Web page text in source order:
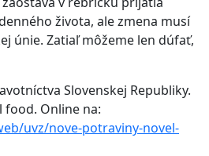
života, ale zmena musí
únie. Zatiaľ môžeme len dúfať,
Slovenskej Republiky.
food. Online na:
uvz/nove-potraviny-novel-